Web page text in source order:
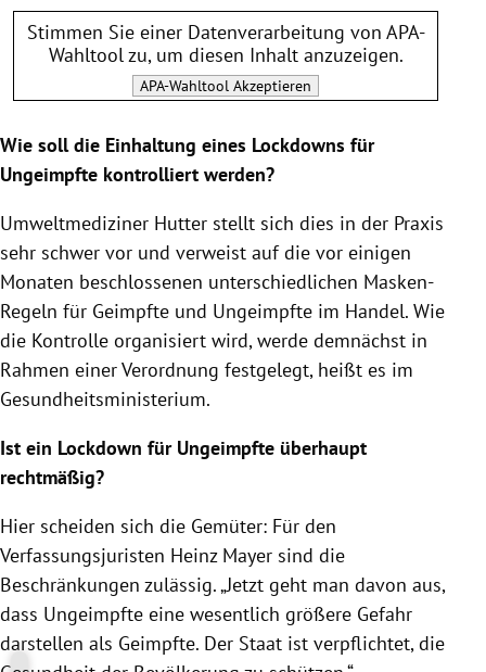
Stimmen Sie einer Datenverarbeitung von APA-
Wahltoolzu, um diesen Inhalt anzuzeigen.
APA-Wahltool Akzeptieren
Wie soll die Einhaltung eines Lockdowns für
Ungeimpfte kontrolliert werden?
Umweltmediziner Hutter stellt sich dies in der Praxis
sehr schwer vor und verweist auf die vor einigen
Monaten beschlossenen unterschiedlichen Masken-
Regeln für Geimpfte und Ungeimpfte im Handel. Wie
die Kontrolle organisiert wird, werde demnächst in
Rahmen einer Verordnung festgelegt, heißt es im
Gesundheitsministerium.
Ist ein Lockdown für Ungeimpfte überhaupt
rechtmäßig?
Hier scheiden sich die Gemüter: Für den
Verfassungsjuristen Heinz Mayer sind die
Beschränkungen zulässig. „Jetzt geht man davon aus,
dass Ungeimpfte eine wesentlich größere Gefahr
darstellen als Geimpfte. Der Staat ist verpflichtet, die